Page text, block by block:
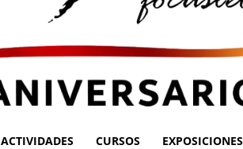
ACTIVIDADES CURSOS EXPOSICIONES